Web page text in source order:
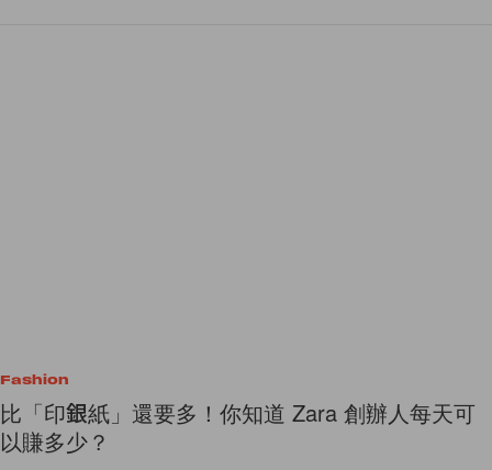
比「印銀紙」還要多‌！你知道 Zara 創辦人每天可
以賺多少？
沒錯，這個看起來平平無奇的叔叔，就是 Zara 的創辦人 Amancio